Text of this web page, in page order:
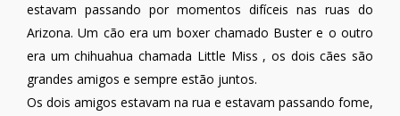
estavam passando por momentos difíceis nas ruas do
Arizona. Um cão era um boxer chamado Buster e o outro
era um chihuahua chamada Little Miss , os dois cães são
grandes amigos e sempre estão juntos.
Os dois amigos estavam na rua e estavam passando fome,